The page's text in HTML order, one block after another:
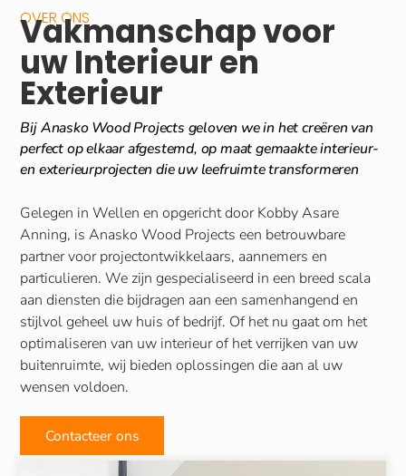
OVER ONS
Vakmanschap voor
uw Interieur en
Exterieur
Bij Anasko Wood Projects geloven we in het creëren van
perfect op elkaar afgestemd, op maat gemaakte interieur-
en exterieurprojecten die uw leefruimte transformeren
Gelegen in Wellen en opgericht door Kobby Asare
Anning, is Anasko Wood Projects een betrouwbare
partner voor projectontwikkelaars, aannemers en
particulieren. We zijn gespecialiseerd in een breed scala
aan diensten die bijdragen aan een samenhangend en
stijlvol geheel uw huis of bedrijf. Of het nu gaat om het
optimaliseren van uw interieur of het verrijken van uw
buitenruimte, wij bieden oplossingen die aan al uw
wensen voldoen.
Contacteer ons